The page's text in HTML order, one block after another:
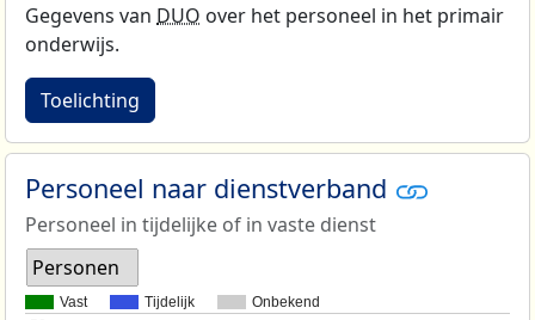
Gegevens van DUO over het personeel in het primair
onderwijs.
Toelichting
Personeel naar dienstverband
Personeel in tijdelijke of in vaste dienst
Personen
Vast Tijdelijk Onbekend